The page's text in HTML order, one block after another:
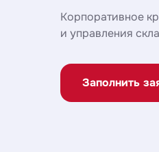
Корпоративное
и управления
Заполнить